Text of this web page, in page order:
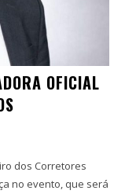
OFICIAL
dos Corretores
no evento, que será